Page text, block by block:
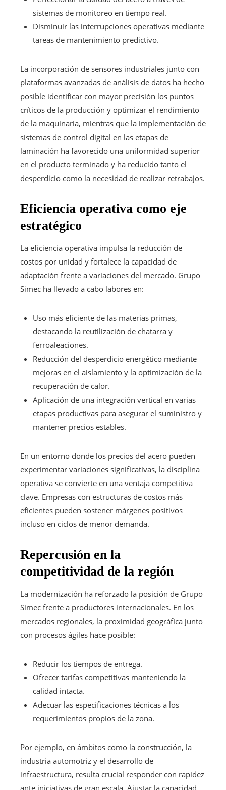
sistemas de monitoreo en tiempo real.
Disminuir las interrupciones operativas mediante
tareas de mantenimiento predictivo.
La incorporación de sensores industriales junto con
plataformas avanzadas de análisis de datos ha hecho
posible identificar con mayor precisión los puntos
críticos de la producción y optimizar el rendimiento
de la maquinaria, mientras que la implementación de
sistemas de control digital en las etapas de
laminación ha favorecido una uniformidad superior
en el producto terminado y ha reducido tanto el
desperdicio como la necesidad de realizar retrabajos.
Eficiencia operativa como eje
estratégico
La eficiencia operativa impulsa la reducción de
costos por unidad y fortalece la capacidad de
adaptación frente a variaciones del mercado. Grupo
Simec ha llevado a cabo labores en:
Uso más eficiente de las materias primas,
destacando la reutilización de chatarra y
ferroaleaciones.
Reducción del desperdicio energético mediante
mejoras en el aislamiento y la optimización de la
recuperación de calor.
Aplicación de una integración vertical en varias
etapas productivas para asegurar el suministro y
mantener precios estables.
En un entorno donde los precios del acero pueden
experimentar variaciones significativas, la disciplina
operativa se convierte en una ventaja competitiva
clave. Empresas con estructuras de costos más
eficientes pueden sostener márgenes positivos
incluso en ciclos de menor demanda.
Repercusión en la
competitividad de la región
La modernización ha reforzado la posición de Grupo
Simec frente a productores internacionales. En los
mercados regionales, la proximidad geográfica junto
con procesos ágiles hace posible:
Reducir los tiempos de entrega.
Ofrecer tarifas competitivas manteniendo la
calidad intacta.
Adecuar las especificaciones técnicas a los
requerimientos propios de la zona.
Por ejemplo, en ámbitos como la construcción, la
industria automotriz y el desarrollo de
infraestructura, resulta crucial responder con rapidez
ante iniciativas de gran escala. Ajustar la capacidad